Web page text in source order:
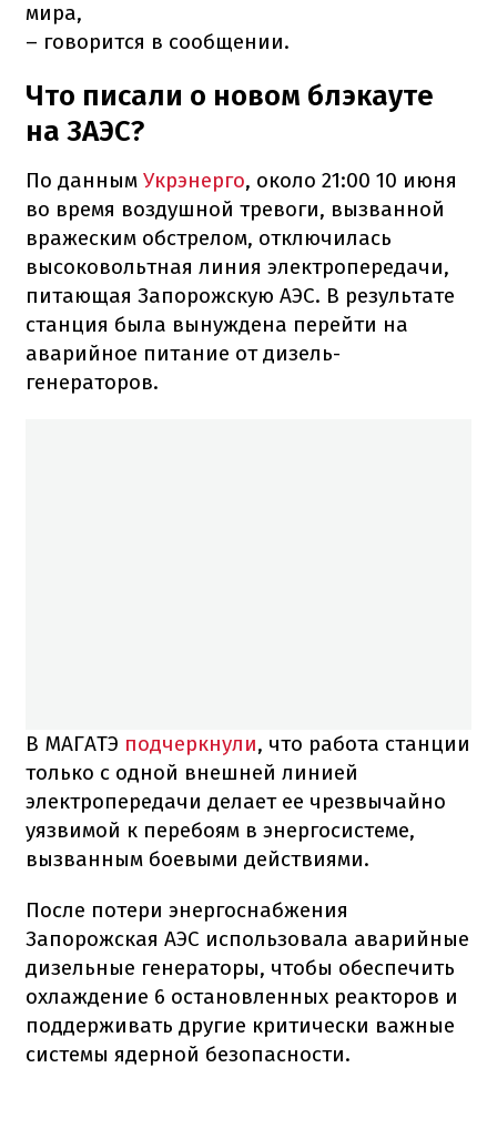
мира,
– говорится в сообщении.
Что писали о новом блэкауте
на ЗАЭС?
По данным Укрэнерго, около 21:00 10 июня
во время воздушной тревоги, вызванной
вражеским обстрелом, отключилась
высоковольтная линия электропередачи,
питающая Запорожскую АЭС. В результате
станция была вынуждена перейти на
аварийное питание от дизель-
генераторов.
В МАГАТЭ подчеркнули, что работа станции
только с одной внешней линией
электропередачи делает ее чрезвычайно
уязвимой к перебоям в энергосистеме,
вызванным боевыми действиями.
После потери энергоснабжения
Запорожская АЭС использовала аварийные
дизельные генераторы, чтобы обеспечить
охлаждение 6 остановленных реакторов и
поддерживать другие критически важные
системы ядерной безопасности.